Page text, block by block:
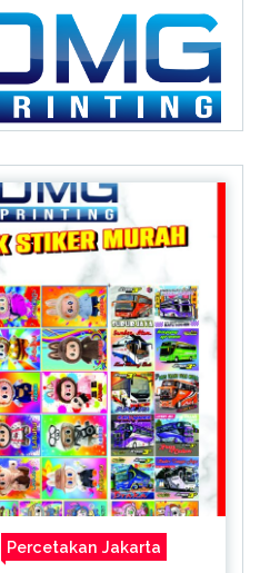
Percetakan Jakarta